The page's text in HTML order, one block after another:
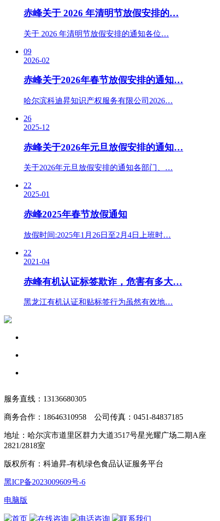
赤峰关于 2026 年清明节放假安排的…
关于 2026 年清明节放假安排的通知各位…
09
2026-02
赤峰关于2026年春节放假安排的通知…
哈尔滨科迪昇知识产权服务有限公司2026…
26
2025-12
赤峰关于2026年元旦放假安排的通知…
关于2026年元旦放假安排的通知各部门、…
22
2025-01
赤峰2025年春节放假通知
放假时间:2025年1月26日至2月4日上班时…
22
2021-04
赤峰有机认证标签欺诈，危害有多大…
黑龙江有机认证和贴标签行为虽然有效地…
服务直线：13136680305
商务合作：18646310958 公司传真：0451-84837185
地址：哈尔滨市道里区群力大道3517号星光耀广场二期A座
2821/2818室
版权所有：科迪昇-有机绿色食品认证服务平台
黑ICP备2023009609号-6
电脑版
首页 在线咨询 电话咨询 联系我们